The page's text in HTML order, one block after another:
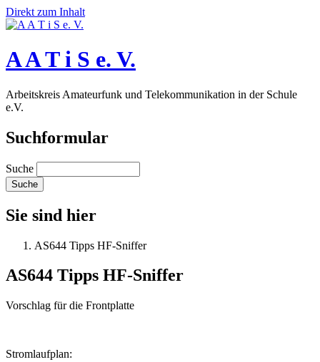
Direkt zum Inhalt
A A T i S e. V.
Arbeitskreis Amateurfunk und Telekommunikation in der Schule
e.V.
Suchformular
Suche
Sie sind hier
AS644 Tipps HF-Sniffer
AS644 Tipps HF-Sniffer
Vorschlag für die Frontplatte
Stromlaufplan: